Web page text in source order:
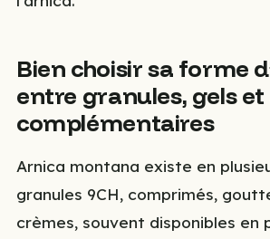
Bien choisir sa forme
entre granules, gels
complémentaires
Arnica montana existe en
granules 9CH, comprimés,
crèmes, souvent disponibles en